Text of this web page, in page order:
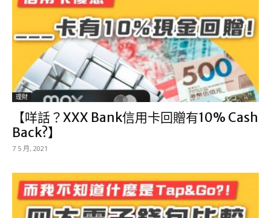
理財
【咩話？XXX Bank信用卡回贈有10% Cash
Back?】
7 5 月, 2021